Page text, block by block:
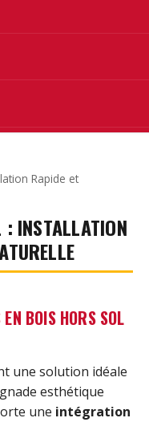
Rapide et
: INSTALLATION
BOIS HORS SOL
une solution idéale
esthétique
une intégration